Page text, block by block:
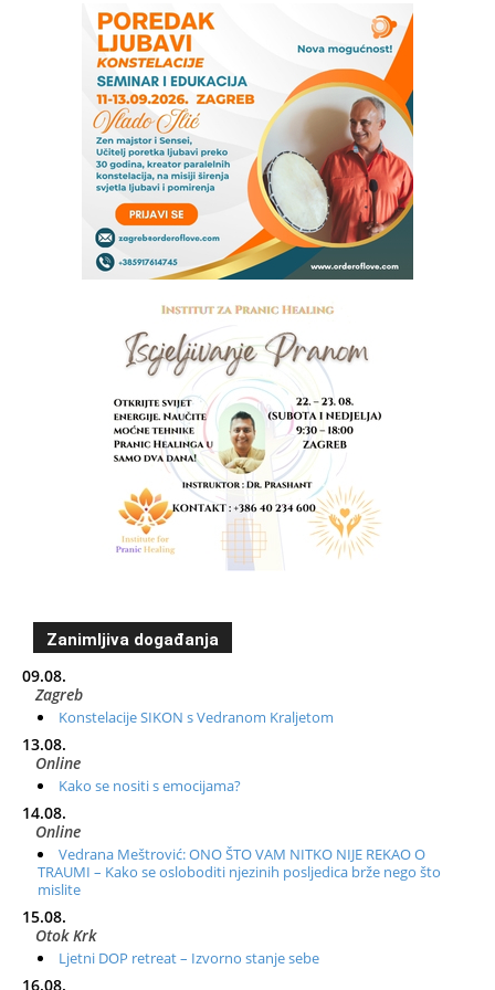
Zanimljiva događanja
09.08.
Zagreb
Konstelacije SIKON s Vedranom Kraljetom
13.08.
Online
Kako se nositi s emocijama?
14.08.
Online
Vedrana Meštrović: ONO ŠTO VAM NITKO NIJE REKAO O
TRAUMI – Kako se osloboditi njezinih posljedica brže nego što
mislite
15.08.
Otok Krk
Ljetni DOP retreat – Izvorno stanje sebe
16.08.